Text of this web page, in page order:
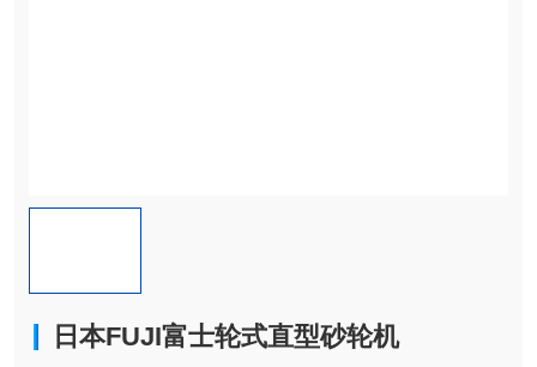
日本FUJI富士轮式直型砂轮机